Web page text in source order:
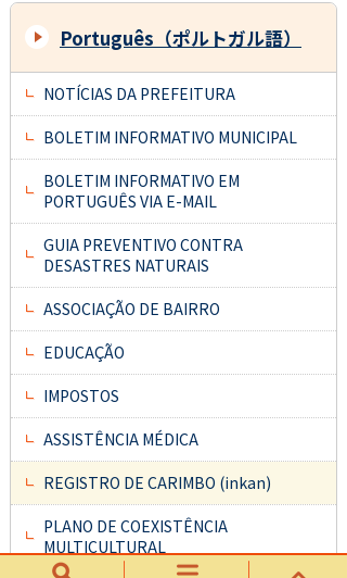
Português（ポルトガル語）
NOTÍCIAS DA PREFEITURA
BOLETIM INFORMATIVO MUNICIPAL
BOLETIM INFORMATIVO EM
PORTUGUÊS VIA E-MAIL
GUIA PREVENTIVO CONTRA
DESASTRES NATURAIS
ASSOCIAÇÃO DE BAIRRO
EDUCAÇÃO
IMPOSTOS
ASSISTÊNCIA MÉDICA
REGISTRO DE CARIMBO (inkan)
PLANO DE COEXISTÊNCIA
MULTICULTURAL